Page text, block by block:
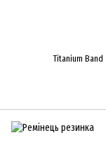
Titanium Band